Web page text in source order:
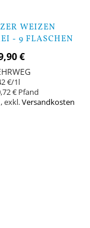
WEIZEN
- 9 FLASCHEN
€
€/1l
€
,exkl.Versandkosten